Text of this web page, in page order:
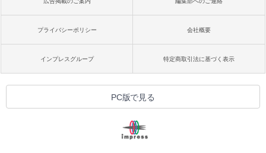
プライバシーポリシー 会社概要
インプレスグループ 特定商取引法に基づく表示
PC版で見る